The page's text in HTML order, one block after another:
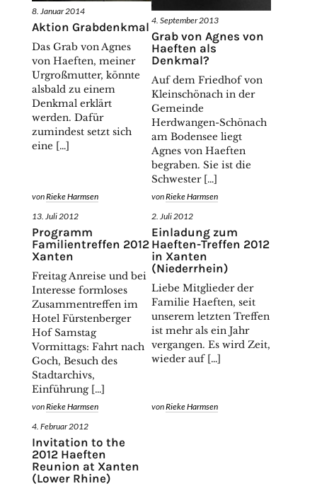
8. Januar 2014
Aktion Grabdenkmal
Das Grab von Agnes
von Haeften, meiner
Urgroßmutter, könnte
alsbald zu einem
Denkmal erklärt
werden. Dafür
zumindest setzt sich
eine […]
vonRieke Harmsen
4. September 2013
Grab von Agnes von
Haeften als
Denkmal?
Auf dem Friedhof von
Kleinschönach in der
Gemeinde
Herdwangen-Schönach
am Bodensee liegt
Agnes von Haeften
begraben. Sie ist die
Schwester […]
vonRieke Harmsen
13. Juli 2012
Programm
Familientreffen 2012
Xanten
Freitag Anreise und bei
Interesse formloses
Zusammentreffen im
Hotel Fürstenberger
Hof Samstag
Vormittags: Fahrt nach
Goch, Besuch des
Stadtarchivs,
Einführung […]
vonRieke Harmsen
2. Juli 2012
​Einladung zum
Haeften-Treffen 2012
in Xanten
(Niederrhein)
Liebe Mitglieder der
Familie Haeften, seit
unserem letzten Treffen
ist mehr als ein Jahr
vergangen. Es wird Zeit,
wieder auf […]
vonRieke Harmsen
4. Februar 2012
Invitation to the
2012 Haeften
Reunion at Xanten
(Lower Rhine)